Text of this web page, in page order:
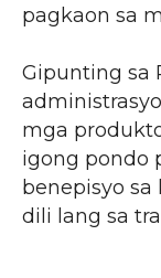
pagkaon sa
Gipunting sa
mga
igong pondo
benepisyo sa
dili lang sa